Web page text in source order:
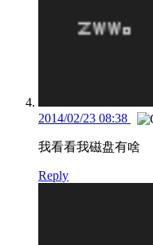
2014/02/23 08:38
我看看我磁盘有啥
Reply